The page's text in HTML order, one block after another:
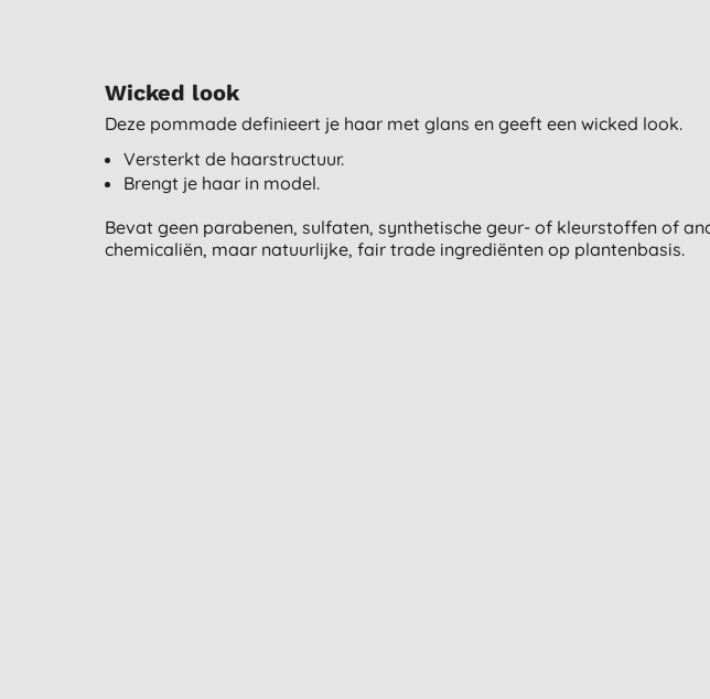
Wicked look
Deze pommade definieert je haar met glans en geeft een wicked look.
Versterkt de haarstructuur.
Brengt je haar in model.
Bevat geen parabenen, sulfaten, synthetische geur- of kleurstoffen of
chemicaliën, maar natuurlijke, fair trade ingrediënten op plantenbasis.